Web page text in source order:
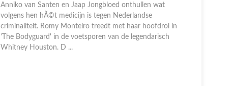
volgens hen hÃ©t medicijn is tegen Nederlandse
criminaliteit. Romy Monteiro treedt met haar hoofdrol in
'The Bodyguard' in de voetsporen van de legendarisch
Whitney Houston. D ...